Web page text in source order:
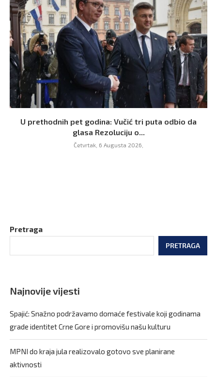
U prethodnih pet godina: Vučić tri puta odbio da
glasa Rezoluciju o...
Četvrtak, 6 Augusta 2026,
Pretraga
PRETRAGA
Najnovije vijesti
Spajić: Snažno podržavamo domaće festivale koji godinama
grade identitet Crne Gore i promovišu našu kulturu
MPNI do kraja jula realizovalo gotovo sve planirane
aktivnosti